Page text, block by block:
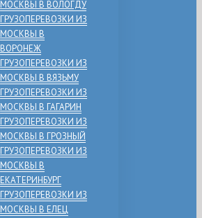
МОСКВЫ В ВОЛОГДУ
ГРУЗОПЕРЕВОЗКИ ИЗ
МОСКВЫ В
ВОРОНЕЖ
ГРУЗОПЕРЕВОЗКИ ИЗ
МОСКВЫ В ВЯЗЬМУ
ГРУЗОПЕРЕВОЗКИ ИЗ
МОСКВЫ В ГАГАРИН
ГРУЗОПЕРЕВОЗКИ ИЗ
МОСКВЫ В ГРОЗНЫЙ
ГРУЗОПЕРЕВОЗКИ ИЗ
МОСКВЫ В
ЕКАТЕРИНБУРГ
ГРУЗОПЕРЕВОЗКИ ИЗ
МОСКВЫ В ЕЛЕЦ